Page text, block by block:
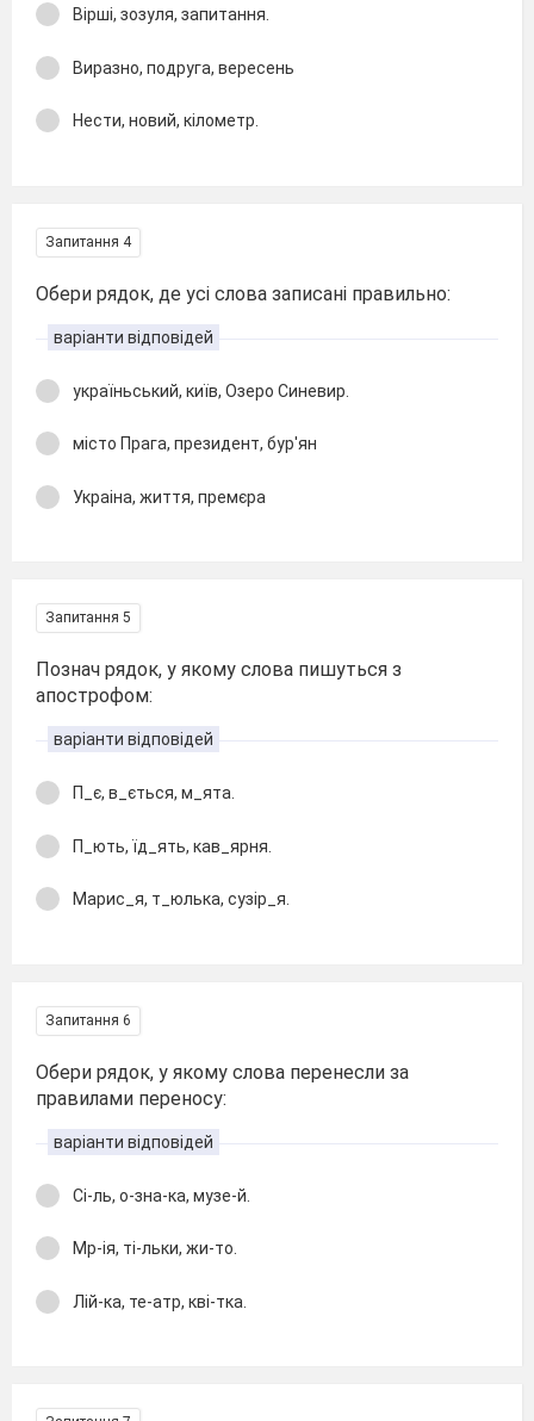
Вірші, зозуля, запитання.
Виразно, подруга, вересень
Нести, новий, кілометр.
Запитання 4
Обери рядок, де усі слова записані правильно:
варіанти відповідей
україньський, київ, Озеро Синевир.
місто Прага, президент, бур'ян
Украіна, життя, премєра
Запитання 5
Познач рядок, у якому слова пишуться з
апострофом:
варіанти відповідей
П_є, в_ється, м_ята.
П_ють, їд_ять, кав_ярня.
Марис_я, т_юлька, сузір_я.
Запитання 6
Обери рядок, у якому слова перенесли за
правилами переносу:
варіанти відповідей
Сі-ль, о-зна-ка, музе-й.
Мр-ія, ті-льки, жи-то.
Лій-ка, те-атр, кві-тка.